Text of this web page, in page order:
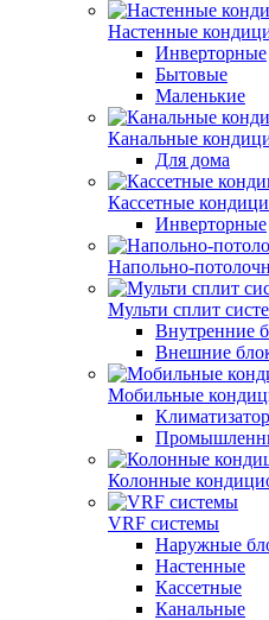
Настенные
Инверторные
Бытовые
Маленькие
Канальные
Для дома
Кассетные
Инверторные
Напольно-
Мульти сплит
Внутренние
Внешние
Мобильные
Колонные
VRF системы
Наружные
Настенные
Кассетные
Канальные